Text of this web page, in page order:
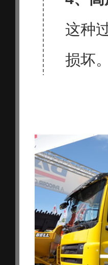
这种
损坏。